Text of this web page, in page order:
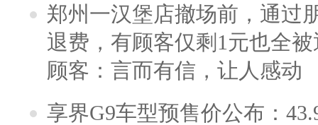
郑州一汉堡店撤场前，通过
退费，有顾客仅剩1元也全
顾客：言而有信，让人感动
享界G9车型预售价公布：